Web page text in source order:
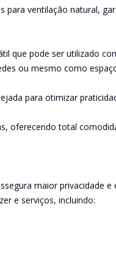
para ventilação natural,
que pode ser utilizado
ou mesmo como
para otimizar
oferecendo total
maior privacidade e
e serviços, incluindo: